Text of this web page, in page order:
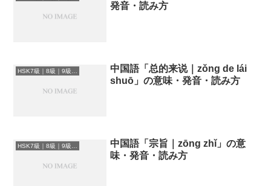
発音・読み方
HSK7級｜8級｜9級レベルの中国語
中国語「总的来说｜zǒng de lái
shuō」の意味・発音・読み方
中国語「宗旨｜zōng zhǐ」の意
味・発音・読み方